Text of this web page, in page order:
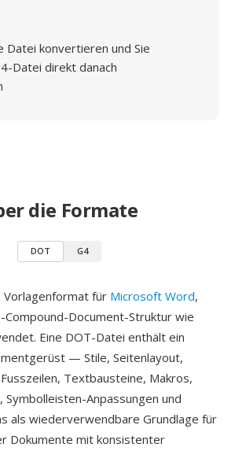
Datei konvertieren und Sie
Datei direkt danach
die Formate
DOT G4
Vorlagenformat für Microsoft Word,
Compound-Document-Struktur wie
Eine DOT-Datei enthält ein
— Stile, Seitenlayout,
Textbausteine, Makros,
Anpassungen und
als wiederverwendbare Grundlage für
Dokumente mit konsistenter